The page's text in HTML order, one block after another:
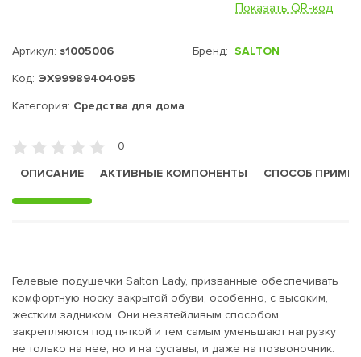
Показать QR-код
Артикул: s1005006
Код: ЭХ99989404095
Бренд: SALTON
Категория: Средства для дома
0
ОПИСАНИЕ
АКТИВНЫЕ КОМПОНЕНТЫ СПОСОБ
Гелевые подушечки Salton Lady, призванные обеспечивать
комфортную носку закрытой обуви, особенно, с высоким,
жестким задником. Они незатейливым способом
закрепляются под пяткой и тем самым уменьшают нагрузку
не только на нее, но и на суставы, и даже на позвоночник.